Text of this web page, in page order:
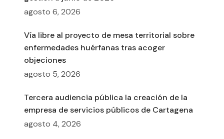
agosto 6, 2026
Vía libre al proyecto de mesa territorial sobre
enfermedades huérfanas tras acoger
objeciones
agosto 5, 2026
Tercera audiencia pública la creación de la
empresa de servicios públicos de Cartagena
agosto 4, 2026